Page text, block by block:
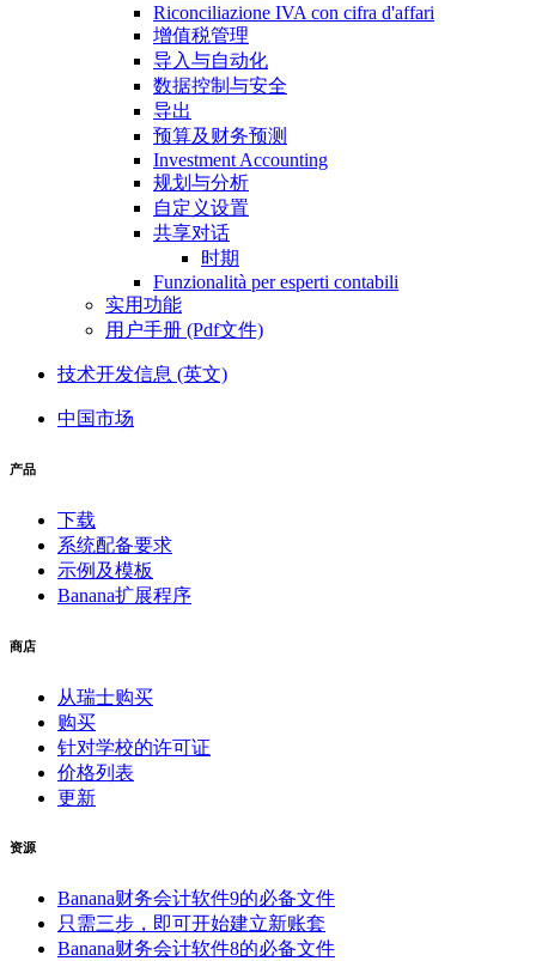
Riconciliazione IVA con cifra d'affari
增值税管理
导入与自动化
数据控制与安全
导出
预算及财务预测
Investment Accounting
规划与分析
自定义设置
共享对话
时期
Funzionalità per esperti contabili
实用功能
用户手册 (Pdf文件)
技术开发信息 (英文)
中国市场
产品
下载
系统配备要求
示例及模板
Banana扩展程序
商店
从瑞士购买
购买
针对学校的许可证
价格列表
更新
资源
Banana财务会计软件9的必备文件
只需三步，即可开始建立新账套
Banana财务会计软件8的必备文件